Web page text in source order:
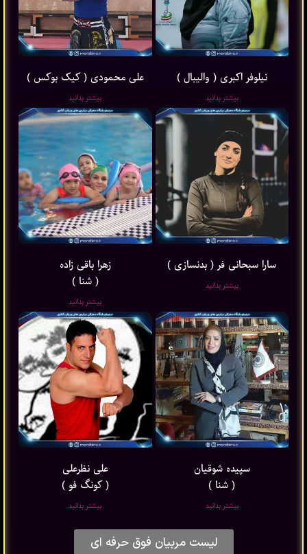
نیلوفر اکبری ( والیبال )
بیشتر بدانید
علی محمودی ( کیک بوکس )
بیشتر بدانید
سارا سبحانی فر ( بدنسازی )
بیشتر بدانید
زهرا باقی ‌زاده
( شنا )
بیشتر بدانید
سپیده شوقیان
( شنا )
بیشتر بدانید
علی نظرعلی
( کونگ فو )
بیشتر بدانید
لیست مربیان فوق حرفه ای